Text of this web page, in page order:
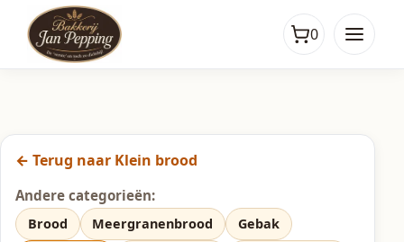
0
← Terug naar Klein brood
Andere categorieën:
Brood Meergranenbrood
Gebak